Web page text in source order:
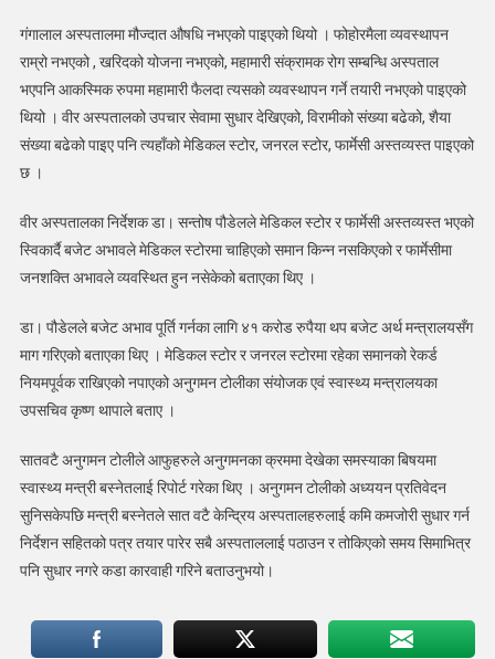
गंगालाल अस्पतालमा मौज्दात औषधि नभएको पाइएको थियो । फोहोरमैला व्यवस्थापन
राम्रो नभएको , खरिदको योजना नभएको, महामारी संक्रामक रोग सम्बन्धि अस्पताल
भएपनि आकस्मिक रुपमा महामारी फैलदा त्यसको व्यवस्थापन गर्ने तयारी नभएको पाइएको
थियो । वीर अस्पतालको उपचार सेवामा सुधार देखिएको, विरामीको संख्या बढेको, शैया
संख्या बढेको पाइए पनि त्यहाँको मेडिकल स्टोर, जनरल स्टोर, फार्मेसी अस्तव्यस्त पाइएको
छ ।
वीर अस्पतालका निर्देशक डा। सन्तोष पौडेलले मेडिकल स्टोर र फार्मेसी अस्तव्यस्त भएको
स्विकार्दै बजेट अभावले मेडिकल स्टोरमा चाहिएको समान किन्न नसकिएको र फार्मेसीमा
जनशक्ति अभावले व्यवस्थित हुन नसेकेको बताएका थिए ।
डा। पौडेलले बजेट अभाव पूर्ति गर्नका लागि ४१ करोड रुपैया थप बजेट अर्थ मन्त्रालयसँग
माग गरिएको बताएका थिए । मेडिकल स्टोर र जनरल स्टोरमा रहेका समानको रेकर्ड
नियमपूर्वक राखिएको नपाएको अनुगमन टोलीका संयोजक एवं स्वास्थ्य मन्त्रालयका
उपसचिव कृष्ण थापाले बताए ।
सातवटै अनुगमन टोलीले आफुहरुले अनुगमनका क्रममा देखेका समस्याका बिषयमा
स्वास्थ्य मन्त्री बस्नेतलाई रिपोर्ट गरेका थिए । अनुगमन टोलीको अध्ययन प्रतिवेदन
सुनिसकेपछि मन्त्री बस्नेतले सात वटै केन्द्रिय अस्पतालहरुलाई कमि कमजोरी सुधार गर्न
निर्देशन सहितको पत्र तयार पारेर सबै अस्पताललाई पठाउन र तोकिएको समय सिमाभित्र
पनि सुधार नगरे कडा कारवाही गरिने बताउनुभयो।